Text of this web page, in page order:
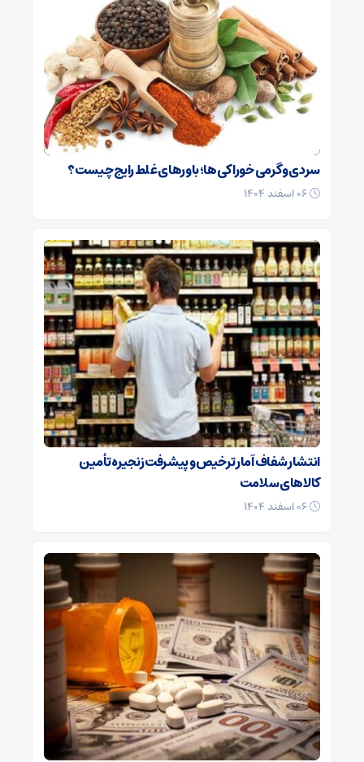
سردی و گرمی خوراکی‌ها؛ باورهای غلط رایج چیست؟
انتشار شفاف آمار ترخیص و پیشرفت زنجیره تأمین
کالاهای سلامت